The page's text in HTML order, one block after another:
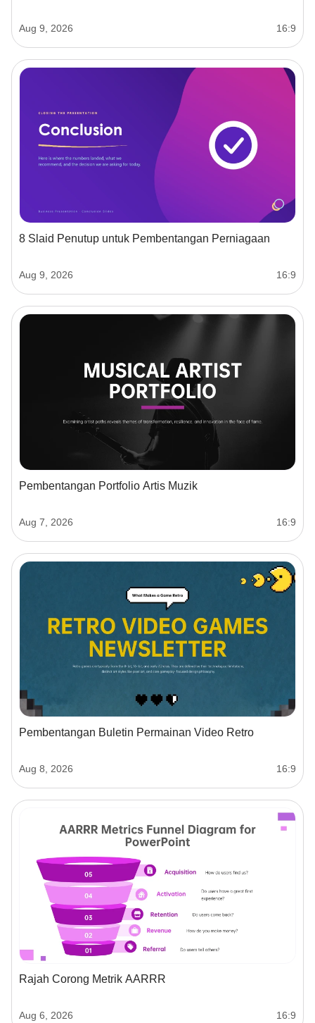
Aug 9, 2026 16:9
8 Slaid Penutup untuk Pembentangan Perniagaan
Aug 9, 2026 16:9
Pembentangan Portfolio Artis Muzik
Aug 7, 2026 16:9
Pembentangan Buletin Permainan Video Retro
Aug 8, 2026 16:9
Rajah Corong Metrik AARRR
Aug 6, 2026 16:9